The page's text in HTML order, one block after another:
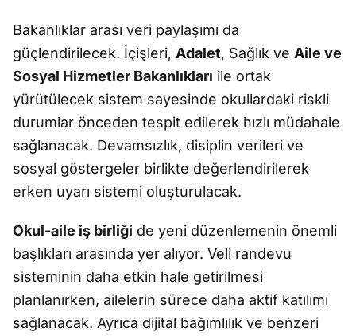
Bakanlıklar arası veri paylaşımı da
güçlendirilecek. İçişleri, Adalet, Sağlık ve Aile ve
Sosyal Hizmetler Bakanlıkları ile ortak
yürütülecek sistem sayesinde okullardaki riskli
durumlar önceden tespit edilerek hızlı müdahale
sağlanacak. Devamsızlık, disiplin verileri ve
sosyal göstergeler birlikte değerlendirilerek
erken uyarı sistemi oluşturulacak.
Okul-aile iş birliği de yeni düzenlemenin önemli
başlıkları arasında yer alıyor. Veli randevu
sisteminin daha etkin hale getirilmesi
planlanırken, ailelerin sürece daha aktif katılımı
sağlanacak. Ayrıca dijital bağımlılık ve benzeri